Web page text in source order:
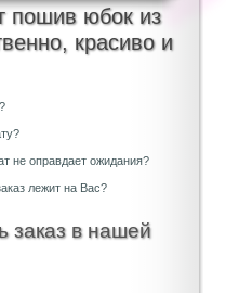
красиво и
не оправдает ожидания?
лежит на Вас?